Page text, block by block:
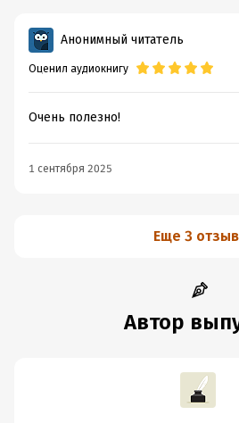
Анонимный читатель
Оценил аудиокнигу
Очень полезно!
1 сентября 2025
Еще 3
Автор